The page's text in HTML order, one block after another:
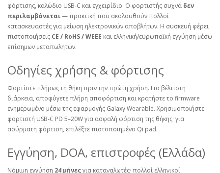
φόρτισης, καλώδιο USB‑C και εγχειρίδιο. Ο φορτιστής συχνά δεν
περιλαμβάνεται— πρακτική που ακολουθούν πολλοί
κατασκευαστές για μείωση ηλεκτρονικών αποβλήτων. Η συσκευή φέρει
πιστοποιήσεις CE / RoHS / WEEE και ελληνική/ευρωπαϊκή εγγύηση μέσω
επίσημων μεταπωλητών.
Οδηγίες χρήσης & φόρτισης
Φορτίστε πλήρως τη θήκη πριν την πρώτη χρήση. Για βέλτιστη
διάρκεια, αποφύγετε πλήρη αποφόρτιση και κρατήστε το firmware
ενημερωμένο μέσω της εφαρμογής Galaxy Wearable. Χρησιμοποιήστε
φορτιστή USB‑C PD 5–20W για ασφαλή φόρτιση της θήκης· για
ασύρματη φόρτιση, επιλέξτε πιστοποιημένο Qi pad.
Εγγύηση, DOA, επιστροφές (Ελλάδα)
Νόμιμη εγγύηση 24 μήνεςγια καταναλωτές· πολλοί ελληνικοί